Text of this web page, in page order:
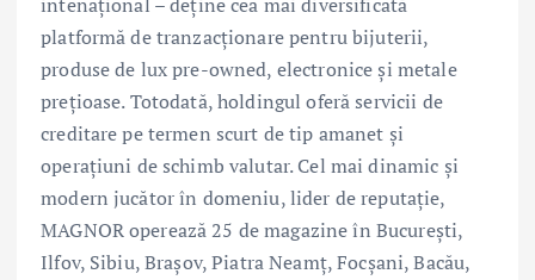
platformă de tranzacționare pentru bijuterii,
produse de lux pre-owned, electronice și metale
prețioase. Totodată, holdingul oferă servicii de
creditare pe termen scurt de tip amanet și
operațiuni de schimb valutar. Cel mai dinamic și
modern jucător în domeniu, lider de reputație,
MAGNOR operează 25 de magazine în Bucureşti,
Ilfov, Sibiu, Braşov, Piatra Neamţ, Focşani, Bacău,